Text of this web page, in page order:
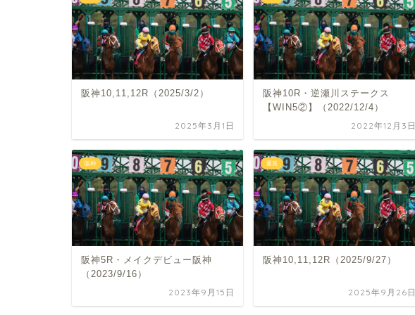
阪神10,11,12R（2025/3/2）
2025年3月1日
阪神10R・逆瀬川ステークス
【WIN5②】（2022/12/4）
2022年12月3日
阪神
阪神5R・メイクデビュー阪神
（2023/9/16）
2023年9月15日
重賞
阪神10,11,12R（2025/9/27）
2025年9月26日